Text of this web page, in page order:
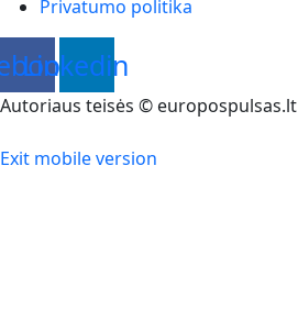
Privatumo politika
Linkedin
Autoriaus teisės © europospulsas.lt
Exit mobile version